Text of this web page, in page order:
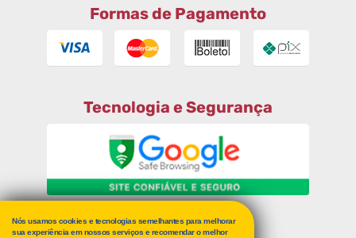
Nós usamos cookies e tecnologias semelhantes para melhorar
sua experiência em nossos serviços e recomendar o melhor
Formas de Pagamento
Tecnologia e Segurança